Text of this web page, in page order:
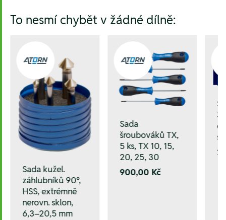
To nesmí chybět v žádné dílně:
Sada kužel.
záhlubníků 90°,
HSS, extrémně
nerovn. sklon,
6,3–20,5 mm
Sada
šroubováků TX,
5 ks, TX 10, 15,
20, 25, 30
900,00 Kč
3